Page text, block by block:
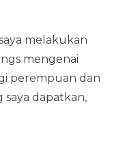
melakukan
mengenai
perempuan dan
saya dapatkan,